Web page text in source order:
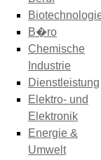
B�ro
Chemische
Industrie
Dienstleistung
Elektro- und
Elektronik
Energie &
Umwelt